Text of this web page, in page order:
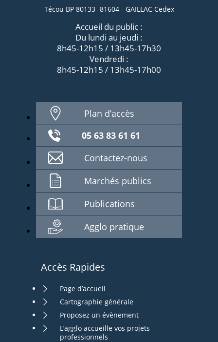
Técou BP 80133 -81604 - GAILLAC Cedex
Accueil du public :
Du lundi au jeudi :
8h45-12h15 / 13h45-17h30
Vendredi :
8h45-12h15 / 13h45-17h00
Plan d’accès
05 63 83 61 61
Contactez-nous
Marchés publics
Publications
Agglo pratique
Accès Rapides
Page d’accueil
Cartographie générale
Proposez un évènement
L’agglo accueille vos projets
professionnels